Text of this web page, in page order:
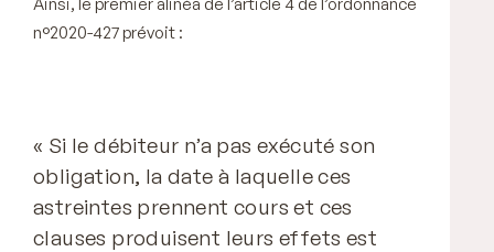
n°2020-427 prévoit :
« Si le débiteur n’a pas exécuté son
obligation, la date à laquelle ces
astreintes prennent cours et ces
clauses produisent leurs effets est